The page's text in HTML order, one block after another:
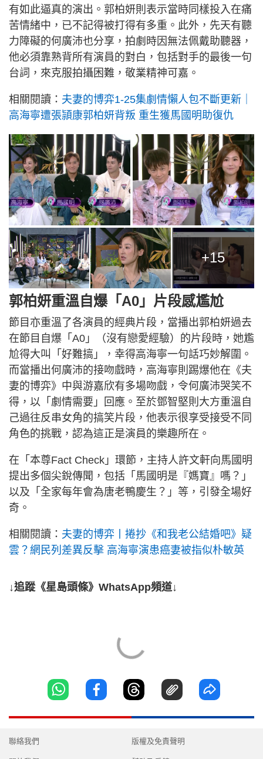
有如此逼真的演出。郭柏妍則表示當時同樣投入在痛
苦情緒中，已不記得被打得有多重。此外，先天有聽
力障礙的何廣沛也分享，拍劇時因無法佩戴助聽器，
他必須靠熟背所有演員的對白，包括對手的最後一句
台詞，來克服拍攝困難，敬業精神可嘉。
相關閱讀： 夫妻的博弈1-25集劇情懶人包不斷更新｜
高海寧遭張頴康郭柏妍背叛 重生獲馬國明助復仇
+15
郭柏妍重溫自爆「A0」片段感尷尬
節目亦重溫了各演員的經典片段，當播出郭柏妍過去
在節目自爆「A0」（沒有戀愛經驗）的片段時，她尷
尬得大叫「好難搞」，幸得高海寧一句話巧妙解圍。
而當播出何廣沛的接吻戲時，高海寧則踢爆他在《夫
妻的博弈》中與游嘉欣有多場吻戲，令何廣沛哭笑不
得，以「劇情需要」回應。至於鄧智堅則大方重溫自
己過往反串女角的搞笑片段，他表示很享受接受不同
角色的挑戰，認為這正是演員的樂趣所在。
在「本尊Fact Check」環節，主持人許文軒向馬國明
提出多個尖銳傳聞，包括「馬國明是『媽寶』嗎？」
以及「全家每年會為唐老鴨慶生？」等，引發全場好
奇。
相關閱讀： 夫妻的博弈丨捲抄《和我老公結婚吧》疑
雲？網民列差異反擊 高海寧演患癌妻被指似朴敏英
↓追蹤《星島頭條》WhatsApp頻道↓
聯絡我們 版權及免責聲明